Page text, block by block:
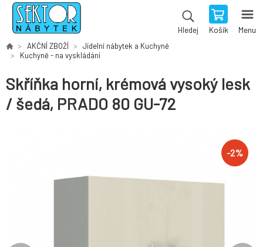
Hledej Košík Menu
AKČNÍ ZBOŽÍ
Jídelní nábytek a Kuchyně
Kuchyně - na vyskládání
Skříňka horní, krémová vysoký lesk
/ šedá, PRADO 80 GU-72
-2%